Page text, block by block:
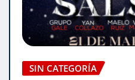
SIN CATEGORÍA